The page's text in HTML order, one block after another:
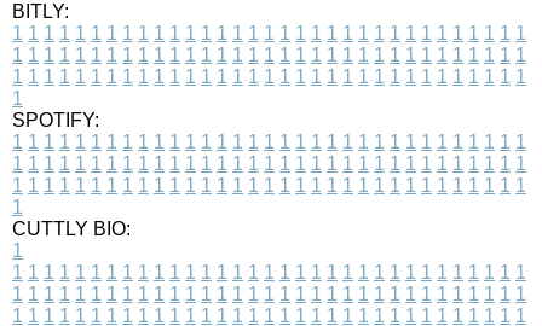
BITLY:
1 1 1 1 1 1 1 1 1 1 1 1 1 1 1 1 1 1 1 1 1 1 1 1 1 1 1 1 1 1 1 1 1
1 1 1 1 1 1 1 1 1 1 1 1 1 1 1 1 1 1 1 1 1 1 1 1 1 1 1 1 1 1 1 1 1
1 1 1 1 1 1 1 1 1 1 1 1 1 1 1 1 1 1 1 1 1 1 1 1 1 1 1 1 1 1 1 1 1
1
SPOTIFY:
1 1 1 1 1 1 1 1 1 1 1 1 1 1 1 1 1 1 1 1 1 1 1 1 1 1 1 1 1 1 1 1 1
1 1 1 1 1 1 1 1 1 1 1 1 1 1 1 1 1 1 1 1 1 1 1 1 1 1 1 1 1 1 1 1 1
1 1 1 1 1 1 1 1 1 1 1 1 1 1 1 1 1 1 1 1 1 1 1 1 1 1 1 1 1 1 1 1 1
1
CUTTLY BIO:
1
1 1 1 1 1 1 1 1 1 1 1 1 1 1 1 1 1 1 1 1 1 1 1 1 1 1 1 1 1 1 1 1 1
1 1 1 1 1 1 1 1 1 1 1 1 1 1 1 1 1 1 1 1 1 1 1 1 1 1 1 1 1 1 1 1 1
1 1 1 1 1 1 1 1 1 1 1 1 1 1 1 1 1 1 1 1 1 1 1 1 1 1 1 1 1 1 1 1 1